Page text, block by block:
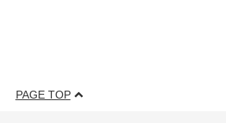
PAGE TOP